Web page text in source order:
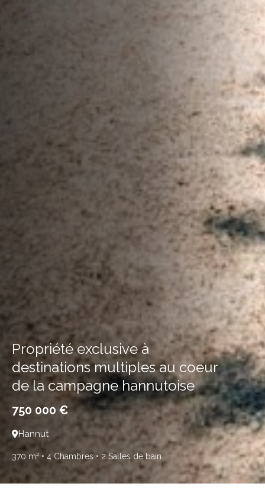
Propriété exclusive à
destinations multiples au coeur
de la campagne hannutoise
750 000 €
Hannut
370 m² • 4 Chambres • 2 Salles de bain